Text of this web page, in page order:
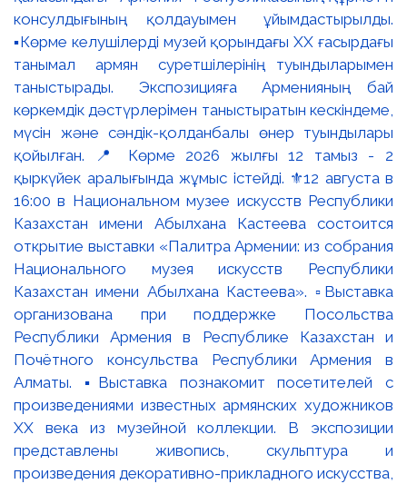
консулдығының қолдауымен ұйымдастырылды.
▪️Көрме келушілерді музей қорындағы ХХ ғасырдағы
танымал армян суретшілерінің туындыларымен
таныстырады. Экспозицияға Арменияның бай
көркемдік дәстүрлерімен таныстыратын кескіндеме,
мүсін және сәндік-қолданбалы өнер туындылары
қойылған. 📍 Көрме 2026 жылғы 12 тамыз - 2
қыркүйек аралығында жұмыс істейді. ⚜️12 августа в
16:00 в Национальном музее искусств Республики
Казахстан имени Абылхана Кастеева состоится
открытие выставки «Палитра Армении: из собрания
Национального музея искусств Республики
Казахстан имени Абылхана Кастеева». ▫️Выставка
организована при поддержке Посольства
Республики Армения в Республике Казахстан и
Почётного консульства Республики Армения в
Алматы. ▪️Выставка познакомит посетителей с
произведениями известных армянских художников
XX века из музейной коллекции. В экспозиции
представлены живопись, скульптура и
произведения декоративно-прикладного искусства,